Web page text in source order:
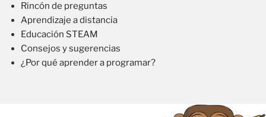
Rincón de preguntas
Aprendizaje a distancia
Educación STEAM
Consejos y sugerencias
¿Por qué aprender a programar?